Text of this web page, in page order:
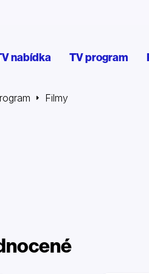
nabídka TV program
Filmy